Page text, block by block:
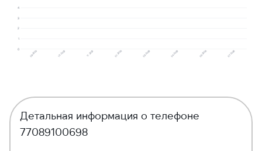
0
1
2
3
4
09.2025 10.2025 11.2025 01.2026 03.2026 04.2026 05.2026 07.2026
Детальная информация о телефоне
77089100698